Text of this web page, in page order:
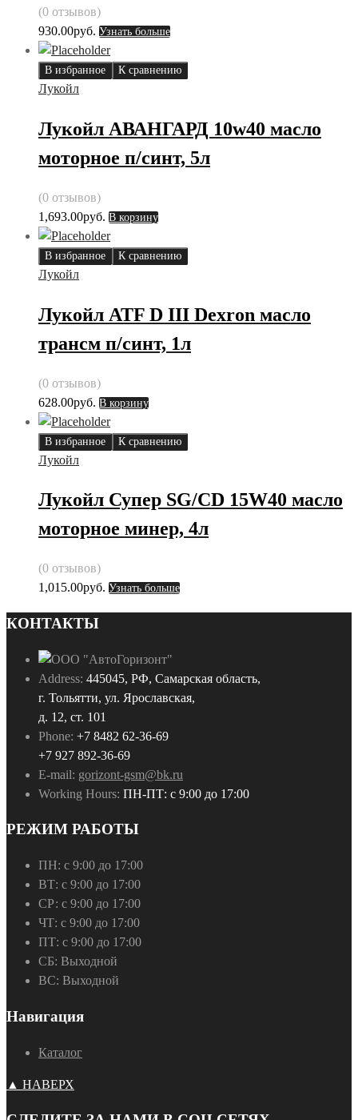
(0 отзывов)
930.00руб. Узнать больше
В избранное К сравнению
Лукойл
Лукойл АВАНГАРД 10w40 масло
моторное п/синт, 5л
(0 отзывов)
1,693.00руб. В корзину
В избранное К сравнению
Лукойл
Лукойл ATF D III Dexron масло
трансм п/синт, 1л
(0 отзывов)
628.00руб. В корзину
В избранное К сравнению
Лукойл
Лукойл Супер SG/CD 15W40 масло
моторное минер, 4л
(0 отзывов)
1,015.00руб. Узнать больше
КОНТАКТЫ
Address: 445045, РФ, Самарская область,
г. Тольятти, ул. Ярославская,
д. 12, ст. 101
Phone: +7 8482 62-36-69
+7 927 892-36-69
E-mail: gorizont-gsm@bk.ru
Working Hours: ПН-ПТ: с 9:00 до 17:00
РЕЖИМ РАБОТЫ
ПН: с 9:00 до 17:00
ВТ: с 9:00 до 17:00
СР: с 9:00 до 17:00
ЧТ: с 9:00 до 17:00
ПТ: с 9:00 до 17:00
СБ: Выходной
ВС: Выходной
Навигация
Каталог
▲ НАВЕРХ